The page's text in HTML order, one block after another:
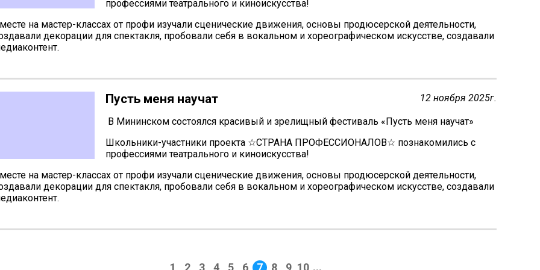
профессиями театрального и киноискусства!
на мастер-классах от профи изучали сценические движения, основы продюсерской деятельности,
декорации для спектакля, пробовали себя в вокальном и хореографическом искусстве, создавали
Пусть меня научат 12 ноября 2025г.
В Мининском состоялся красивый и зрелищный фестиваль «Пусть меня научат»
Школьники-участники проекта ☆СТРАНА ПРОФЕССИОНАЛОВ☆ познакомились с
профессиями театрального и киноискусства!
на мастер-классах от профи изучали сценические движения, основы продюсерской деятельности,
декорации для спектакля, пробовали себя в вокальном и хореографическом искусстве, создавали